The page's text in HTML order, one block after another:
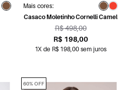
Mais cores:
Casaco Moletinho Cornelli Camel
R$ 498,00
R$ 198,00
1X de R$ 198,00 sem juros
60% OFF